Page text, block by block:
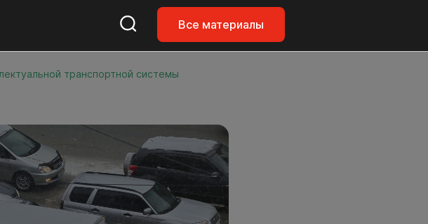
Все материалы
транспортной системы